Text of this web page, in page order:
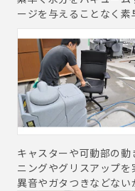
ージを与えることなく素
キャスターや可動部の
ニングやグリスアップを
異音やガタつきなどない